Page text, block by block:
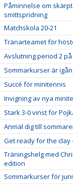
Påminnelse om
smittspridning
Matchskola 20-21
Tränarteamet för
Avslutning period 2
Sommarkurser är
Succé för minitennis
Invigning av nya
Stark 3-0 vinst för
Anmäl dig till
Get ready for the clay
Träningshelg med
edition
Sommarkurser för